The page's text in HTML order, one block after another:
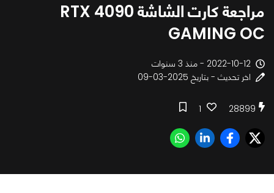
مراجعة كارت الشاشة RTX 4090
GAMING OC
2022-10-12 - منذ 3 سنوات
اخر تحديث - بتاريخ 2025-03-09
28899
1